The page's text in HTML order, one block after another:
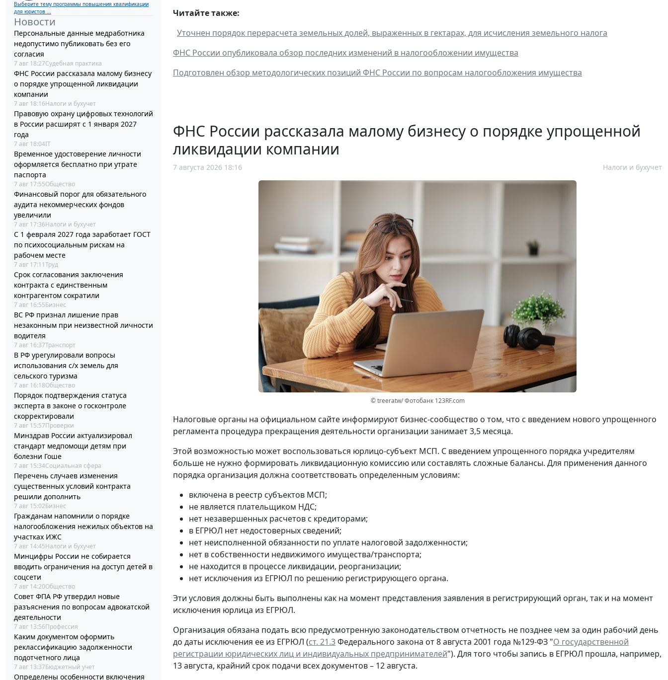
Выберите тему программы повышения квалификации
для юристов ...
Новости
Персональные данные медработника
недопустимо публиковать без его
согласия
7 авг 18:27Судебная практика
ФНС России рассказала малому бизнесу
о порядке упрощенной ликвидации
компании
7 авг 18:16Налоги и бухучет
Правовую охрану цифровых технологий
в России расширят с 1 января 2027
года
7 авг 18:04IT
Временное удостоверение личности
оформляется бесплатно при утрате
паспорта
7 авг 17:55Общество
Финансовый порог для обязательного
аудита некоммерческих фондов
увеличили
7 авг 17:36Налоги и бухучет
С 1 февраля 2027 года заработает ГОСТ
по психосоциальным рискам на
рабочем месте
7 авг 17:11Труд
Срок согласования заключения
контракта с единственным
контрагентом сократили
7 авг 16:55Бизнес
ВС РФ признал лишение прав
незаконным при неизвестной личности
водителя
7 авг 16:37Транспорт
В РФ урегулировали вопросы
использования с/х земель для
сельского туризма
7 авг 16:18Общество
Порядок подтверждения статуса
эксперта в законе о госконтроле
скорректировали
7 авг 15:57Проверки
Минздрав России актуализировал
стандарт медпомощи детям при
болезни Гоше
7 авг 15:34Социальная сфера
Перечень случаев изменения
существенных условий контракта
решили дополнить
7 авг 15:02Бизнес
Гражданам напомнили о порядке
налогообложения нежилых объектов на
участках ИЖС
7 авг 14:45Налоги и бухучет
Минцифры России не собирается
вводить ограничения на доступ детей в
соцсети
7 авг 14:20Общество
Совет ФПА РФ утвердил новые
разъяснения по вопросам адвокатской
деятельности
7 авг 13:56Профессия
Каким документом оформить
реклассификацию задолженности
подотчетного лица
7 авг 13:37Бюджетный учет
Определены особенности включения
Читайте также:
Уточнен порядок перерасчета земельных долей, выраженных в гектарах, для исчисления земельного налога
ФНС России опубликовала обзор последних изменений в налогообложении имущества
Подготовлен обзор методологических позиций ФНС России по вопросам налогообложения имущества
ФНС России рассказала малому бизнесу о порядке упрощенной
ликвидации компании
7 августа 2026 18:16 Налоги и бухучет
© treeratw/ Фотобанк 123RF.com
Налоговые органы на официальном сайте информируют бизнес-сообщество о том, что с введением нового упрощенного
регламента процедура прекращения деятельности организации занимает 3,5 месяца.
Этой возможностью может воспользоваться юрлицо-субъект МСП. С введением упрощенного порядка учредителям
больше не нужно формировать ликвидационную комиссию или составлять сложные балансы. Для применения данного
порядка организация должна соответствовать определенным условиям:
включена в реестр субъектов МСП;
не является плательщиком НДС;
нет незавершенных расчетов с кредиторами;
в ЕГРЮЛ нет недостоверных сведений;
нет неисполненной обязанности по уплате налоговой задолженности;
нет в собственности недвижимого имущества/транспорта;
не находится в процессе ликвидации, реорганизации;
нет исключения из ЕГРЮЛ по решению регистрирующего органа.
Эти условия должны быть выполнены как на момент представления заявления в регистрирующий орган, так и на момент
исключения юрлица из ЕГРЮЛ.
Организация обязана подать всю предусмотренную законодательством отчетность не позднее чем за один рабочий день
до даты исключения ее из ЕГРЮЛ (ст. 21.3Федерального закона от 8 августа 2001 года №129-ФЗ "О государственной
регистрации юридических лиц и индивидуальных предпринимателей"). Для того чтобы запись в ЕГРЮЛ прошла, например,
13 августа, крайний срок подачи всех документов – 12 августа.